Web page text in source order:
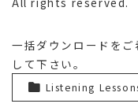
一括ダウンロードを
して下さい。
Listening